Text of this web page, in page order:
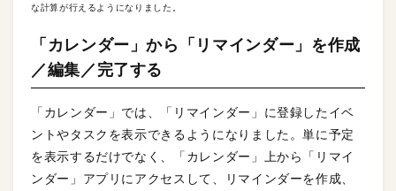
な計算が行えるようになりました。
「カレンダー」から「リマインダー」を作成
／編集／完了する
「カレンダー」では、「リマインダー」に登録したイベ
ントやタスクを表示できるようになりました。単に予定
を表示するだけでなく、「カレンダー」上から「リマイ
ンダー」アプリにアクセスして、リマインダーを作成、